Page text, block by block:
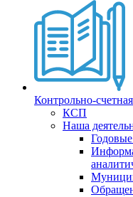
Контрольно-
КСП
Наша